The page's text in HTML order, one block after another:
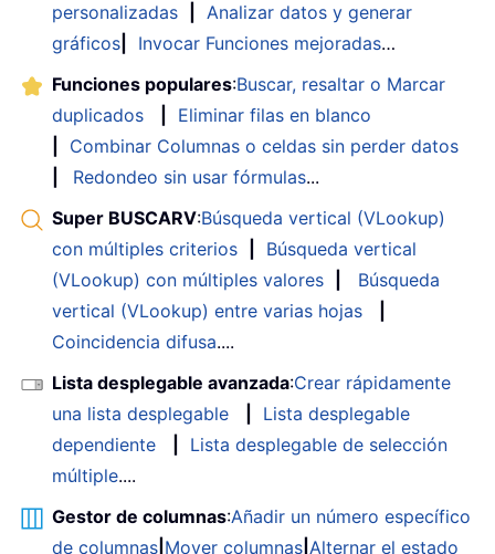
personalizadas
Analizar datos y generar
gráficos
Invocar Funciones mejoradas…
Funciones populares:Buscar, resaltar o Marcar
duplicados
Eliminar filas en blanco
Combinar Columnas o celdas sin perder datos
Redondeo sin usar fórmulas...
Super BUSCARV:Búsqueda vertical (VLookup)
con múltiples criterios
Búsqueda vertical
(VLookup) con múltiples valores
Búsqueda
vertical (VLookup) entre varias hojas
Coincidencia difusa....
Lista desplegable avanzada:Crear rápidamente
una lista desplegable
Lista desplegable
dependiente
Lista desplegable de selección
múltiple....
Gestor de columnas:Añadir un número específico
de columnas Mover columnas Alternar el estado